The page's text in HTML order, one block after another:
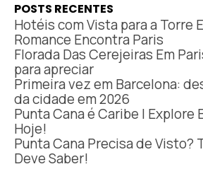
POSTS RECENTES
Hotéis com Vista para a Torre
Romance Encontra Paris
Florada Das Cerejeiras Em
para apreciar
Primeira vez em Barcelona:
da cidade em 2026
Punta Cana é Caribe | Explore
Hoje!
Punta Cana Precisa de Visto?
Deve Saber!